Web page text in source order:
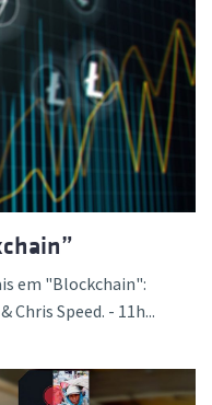
em "Blockchain":
Speed. - 11h...